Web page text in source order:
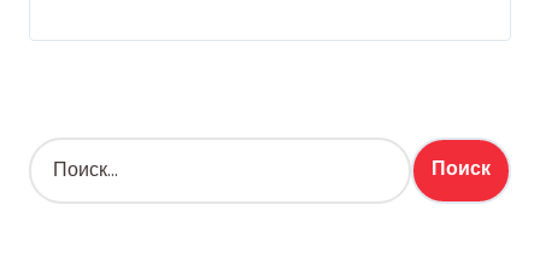
Н
а